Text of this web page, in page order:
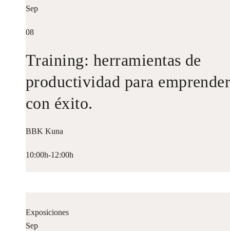
Sep
08
Training: herramientas de
productividad para
con éxito.
BBK Kuna
10:00h-12:00h
Exposiciones
Sep